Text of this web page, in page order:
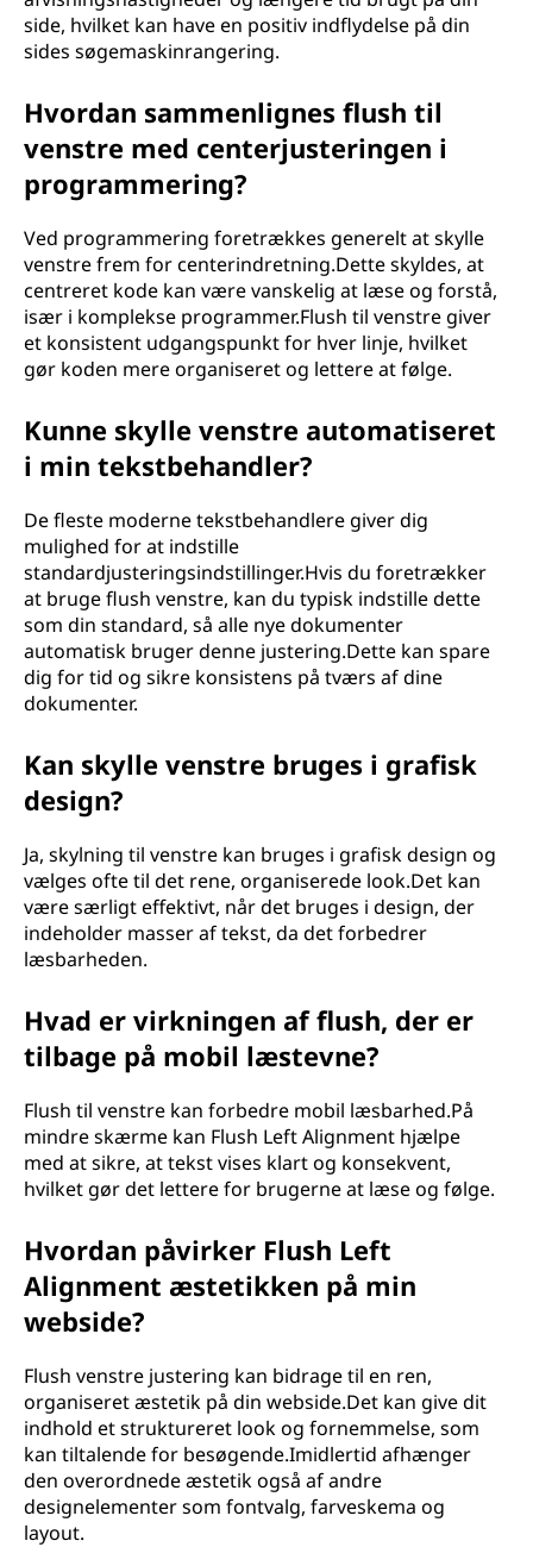
side, hvilket kan have en positiv indflydelse på din
sides søgemaskinrangering.
Hvordan sammenlignes flush til
venstre med centerjusteringen i
programmering?
Ved programmering foretrækkes generelt at skylle
venstre frem for centerindretning.Dette skyldes, at
centreret kode kan være vanskelig at læse og forstå,
især i komplekse programmer.Flush til venstre giver
et konsistent udgangspunkt for hver linje, hvilket
gør koden mere organiseret og lettere at følge.
Kunne skylle venstre automatiseret
i min tekstbehandler?
De fleste moderne tekstbehandlere giver dig
mulighed for at indstille
standardjusteringsindstillinger.Hvis du foretrækker
at bruge flush venstre, kan du typisk indstille dette
som din standard, så alle nye dokumenter
automatisk bruger denne justering.Dette kan spare
dig for tid og sikre konsistens på tværs af dine
dokumenter.
Kan skylle venstre bruges i grafisk
design?
Ja, skylning til venstre kan bruges i grafisk design og
vælges ofte til det rene, organiserede look.Det kan
være særligt effektivt, når det bruges i design, der
indeholder masser af tekst, da det forbedrer
læsbarheden.
Hvad er virkningen af flush, der er
tilbage på mobil læstevne?
Flush til venstre kan forbedre mobil læsbarhed.På
mindre skærme kan Flush Left Alignment hjælpe
med at sikre, at tekst vises klart og konsekvent,
hvilket gør det lettere for brugerne at læse og følge.
Hvordan påvirker Flush Left
Alignment æstetikken på min
webside?
Flush venstre justering kan bidrage til en ren,
organiseret æstetik på din webside.Det kan give dit
indhold et struktureret look og fornemmelse, som
kan tiltalende for besøgende.Imidlertid afhænger
den overordnede æstetik også af andre
designelementer som fontvalg, farveskema og
layout.